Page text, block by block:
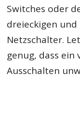
Switches oder
dreieckigen
Netzschalter.
genug, dass ein
Ausschalten